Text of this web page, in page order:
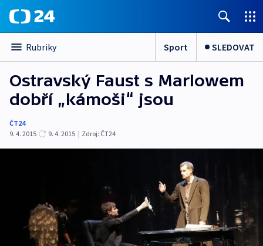
Rubriky Sport SLEDOVAT
Ostravský Faust s Marlowem
dobří „kámoši“ jsou
ČT24
9. 4. 2015
9. 4. 2015 | Zdroj: ČT24